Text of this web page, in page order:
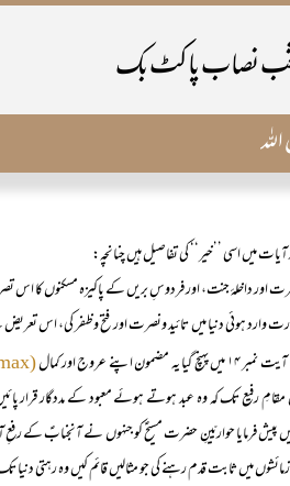
نصاب پاکٹ بک
میں اسی ’’خیر‘‘ کی تفاصیل ہیں چنانچہ:
۱۲ میں بشارت وارد ہوئی دنیا میں تائید ونصرت اور فتح وظفر کی،
اپنے عروج اور کمال
(Climax)
رفیع تک کہ وہ عبد ہوتے ہوئے معبود کے مددگار
پیش فرمایا حواریّینِ حضرت مسیحؑ کو جنہوں نے آنجنابؑ کے
میں ثابت قدم رہنے کی جو مثالیں قائم کیں وہ رہتی دنیا